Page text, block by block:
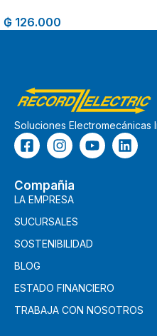
₲ 126.000
Soluciones Electromecánicas
Compañia
LA EMPRESA
SUCURSALES
SOSTENIBILIDAD
BLOG
ESTADO FINANCIERO
TRABAJA CON NOSOTROS